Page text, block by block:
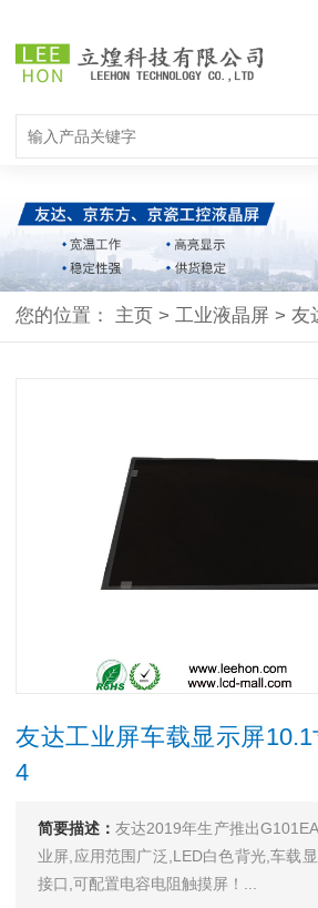
您的位置： 主页 > 工业液晶屏 > 友
友达工业屏车载显示屏
4
简要描述：友达2019年生产推出
业屏,应用范围广泛,LED白色背光,车载
接口,可配置电容电阻触摸屏！...